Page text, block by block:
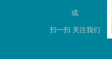
或
扫一扫 关注我们